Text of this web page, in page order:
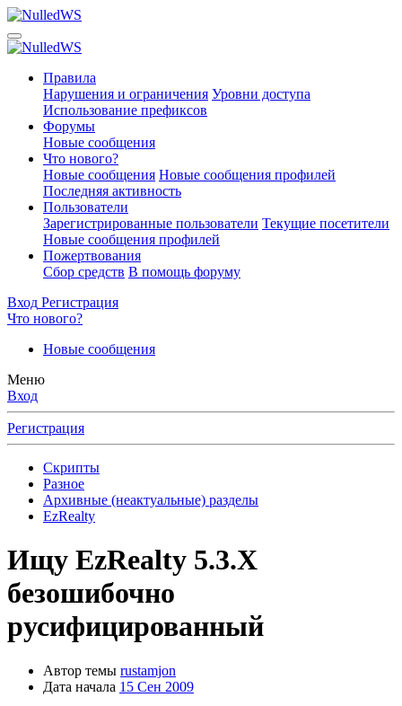
Правила
Нарушения и ограничения Уровни доступа
Использование префиксов
Форумы
Новые сообщения
Что нового?
Новые сообщения Новые сообщения профилей
Последняя активность
Пользователи
Зарегистрированные пользователи Текущие посетители
Новые сообщения профилей
Пожертвования
Сбор средств В помощь форуму
Вход Регистрация
Что нового?
Новые сообщения
Меню
Вход
Регистрация
Скрипты
Разное
Архивные (неактуальные) разделы
EzRealty
Ищу EzRealty 5.3.Х
безошибочно
русифицированный
Автор темы rustamjon
Дата начала 15 Сен 2009